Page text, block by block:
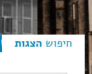
חיפוש הצגות